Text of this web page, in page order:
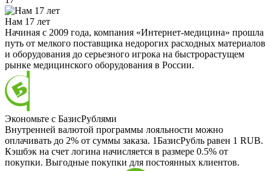
Нам 17 лет
Начиная с 2009 года, компания «Интернет-медицина» прошла
путь от мелкого поставщика недорогих расходных материалов
и оборудования до серьезного игрока на быстрорастущем
рынке медицинского оборудования в России.
Экономьте с БазисРублями
Внутренней валютой программы лояльности можно
оплачивать до 2% от суммы заказа. 1БазисРубль равен 1 RUB.
Кэшбэк на счет логина начисляется в размере 0.5% от
покупки. Выгодные покупки для постоянных клиентов.